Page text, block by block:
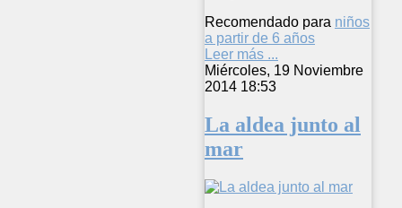
Recomendado para niños
a partir de 6 años
Leer más ...
Miércoles, 19 Noviembre
2014 18:53
La aldea junto al
mar